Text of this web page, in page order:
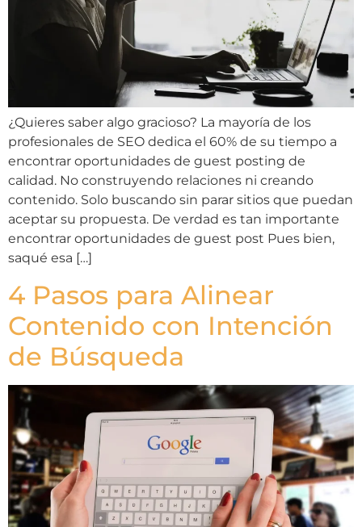
¿Quieres saber algo gracioso? La mayoría de los
profesionales de SEO dedica el 60% de su tiempo a
encontrar oportunidades de guest posting de
calidad. No construyendo relaciones ni creando
contenido. Solo buscando sin parar sitios que puedan
aceptar su propuesta. De verdad es tan importante
encontrar oportunidades de guest post Pues bien,
saqué esa […]
4 Pasos para Alinear
Contenido con Intención
de Búsqueda